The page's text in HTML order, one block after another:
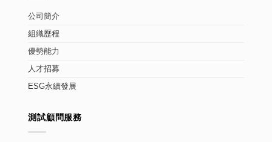
公司簡介
組織歷程
優勢能力
人才招募
ESG永續發展
測試顧問服務